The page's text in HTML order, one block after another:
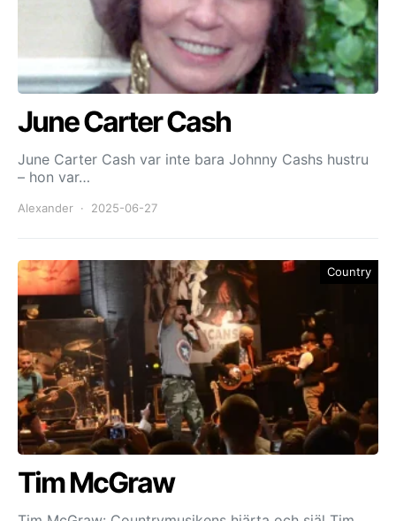
June Carter Cash
June Carter Cash var inte bara Johnny Cashs hustru
– hon var…
Alexander 2025-06-27
Country
Tim McGraw